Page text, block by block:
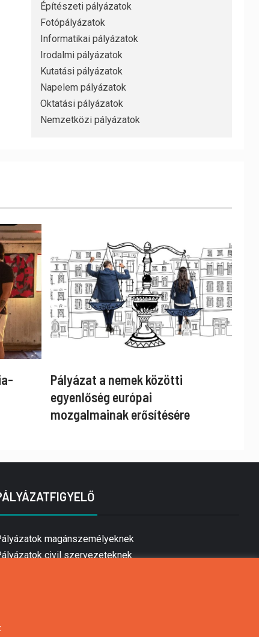
Építészeti pályázatok
Fotópályázatok
Informatikai pályázatok
Irodalmi pályázatok
Kutatási pályázatok
Napelem pályázatok
Oktatási pályázatok
Nemzetközi pályázatok
Pályázat a nemek közötti
egyenlőség európai
mozgalmainak erősítésére
magánszemélyeknek
civil szervezeteknek